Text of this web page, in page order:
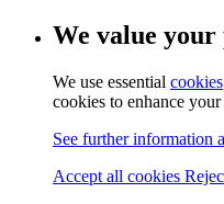
We value
We use essential cookies
cookies to enhance
See further information
Accept all cookies